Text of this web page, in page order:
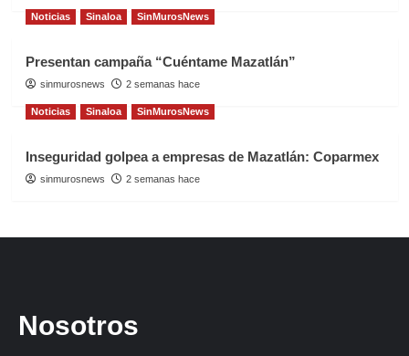
Noticias Sinaloa SinMurosNews
Presentan campaña “Cuéntame Mazatlán”
sinmurosnews 2 semanas hace
Noticias Sinaloa SinMurosNews
Inseguridad golpea a empresas de Mazatlán: Coparmex
sinmurosnews 2 semanas hace
Nosotros